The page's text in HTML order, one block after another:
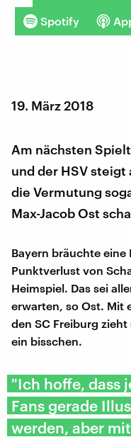
Spotify
19. März 2018
Am nächsten
und der HSV
die Vermutung
Max-Jacob Ost
Bayern bräuchte eine
Punktverlust von
Heimspiel. Das sei
erwarten, so Ost. Mit
den SC Freiburg
ein bisschen.
"Ich hoffe, dass
Fans gerade
werden, aber